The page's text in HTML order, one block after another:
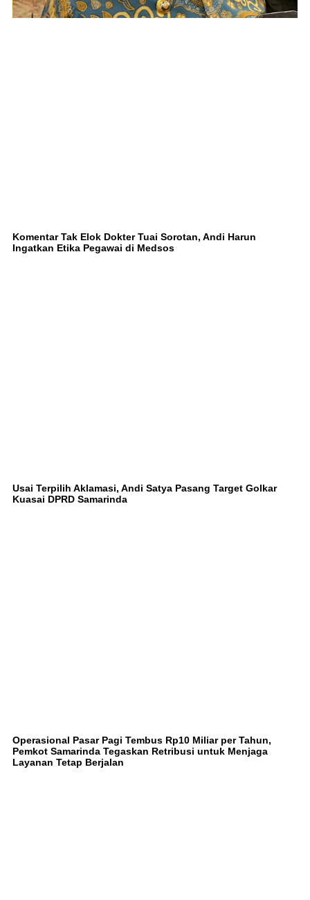
Komentar Tak Elok Dokter Tuai Sorotan, Andi Harun
Ingatkan Etika Pegawai di Medsos
Usai Terpilih Aklamasi, Andi Satya Pasang Target Golkar
Kuasai DPRD Samarinda
Operasional Pasar Pagi Tembus Rp10 Miliar per Tahun,
Pemkot Samarinda Tegaskan Retribusi untuk Menjaga
Layanan Tetap Berjalan